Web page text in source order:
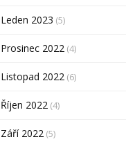
Leden 2023 (5)
Prosinec 2022 (4)
Listopad 2022 (6)
Říjen 2022 (4)
Září 2022 (5)